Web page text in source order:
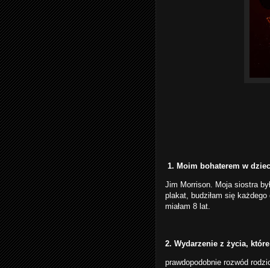
1. Moim bohaterem w
Jim Morrison. Moja siostra
plakat, budziłam się
miałam 8 lat.
2. Wydarzenie z życia,
prawdopodobnie rozwód